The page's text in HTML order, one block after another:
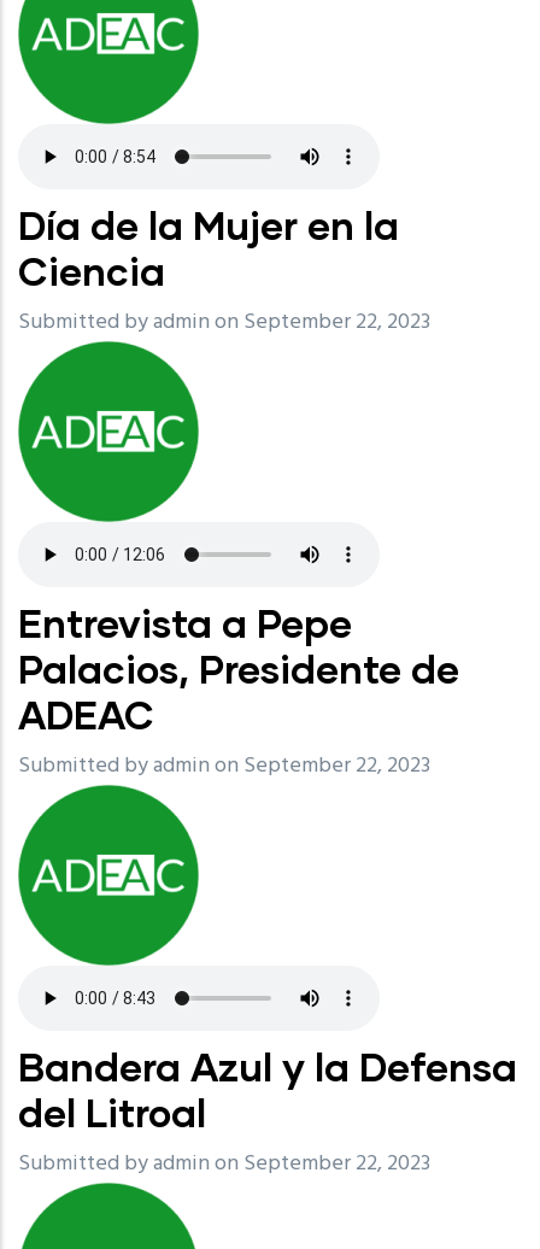
Día de la Mujer en la
Ciencia
Submitted byadminon September 22, 2023
Entrevista a Pepe
Palacios, Presidente de
ADEAC
Submitted byadminon September 22, 2023
Bandera Azul y la Defensa
del Litroal
Submitted byadminon September 22, 2023